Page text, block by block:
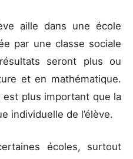
aille dans une école
par une classe sociale
seront plus ou
et en mathématique.
est plus important que la
individuelle de l’élève.
écoles, surtout